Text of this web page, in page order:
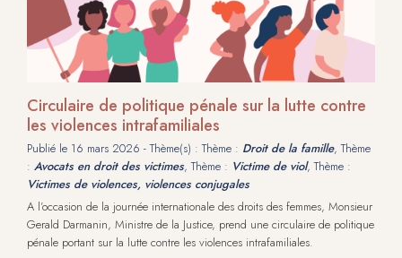
Circulaire de politique pénale sur la lutte contre
les violences intrafamiliales
Publié le 16 mars 2026 - Thème(s) : Thème : Droit de la famille, Thème
: Avocats en droit des victimes, Thème : Victime de viol, Thème :
Victimes de violences, violences conjugales
A l’occasion de la journée internationale des droits des femmes, Monsieur
Gerald Darmanin, Ministre de la Justice, prend une circulaire de politique
pénale portant sur la lutte contre les violences intrafamiliales.